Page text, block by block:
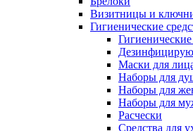
Визитницы и
Гигиенические
Маски для
Наборы для
Наборы для
Наборы для
Расчески
Средства для